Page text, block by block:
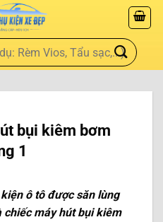
bụi kiêm bơm
1
ô tô được săn lùng
chiếc máy hút bụi kiêm